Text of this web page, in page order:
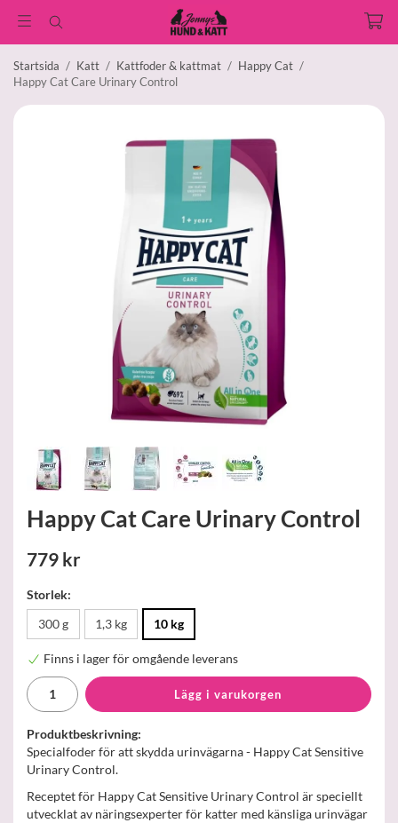
Startsida / Katt / Kattfoder & kattmat / Happy Cat /
Happy Cat Care Urinary Control
Happy Cat Care Urinary Control
779 kr
Storlek:
300 g
1,3 kg 10 kg
Finns i lager för omgående leverans
Lägg i varukorgen
Produktbeskrivning:
Specialfoder för att skydda urinvägarna - Happy Cat Sensitive
Urinary Control.
Receptet för Happy Cat Sensitive Urinary Control är speciellt
utvecklat av näringsexperter för katter med känsliga urinvägar